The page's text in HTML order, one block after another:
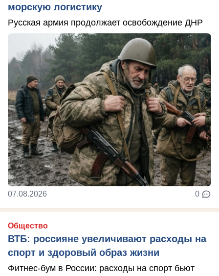
морскую логистику
Русская армия продолжает освобождение ДНР
07.08.2026 0
Общество
ВТБ: россияне увеличивают расходы на
спорт и здоровый образ жизни
Фитнес-бум в России: расходы на спорт бьют